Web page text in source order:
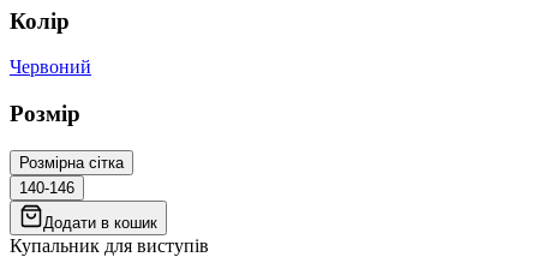
Колір
Червоний
Розмір
Розмірна сітка
140-146
Додати в кошик
Купальник для виступів